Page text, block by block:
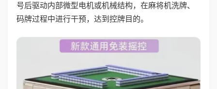
号后驱动内部微型电机或机械结构，在麻将机洗牌、
码牌过程中进行干预，达到控牌目的。